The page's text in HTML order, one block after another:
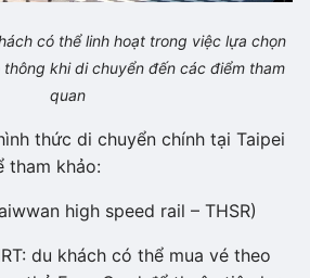
có thể linh hoạt trong việc lựa chọn
khi di chuyển đến các điểm tham
quan
thức di chuyển chính tại Taipei
tham khảo:
high speed rail – THSR)
du khách có thể mua vé theo